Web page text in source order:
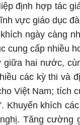
định hợp tác
vực giáo dục
ngày càng
cung cấp nhiều
hai nước,
các kỳ thi và
Việt Nam; tích
Khuyến khích
Tăng